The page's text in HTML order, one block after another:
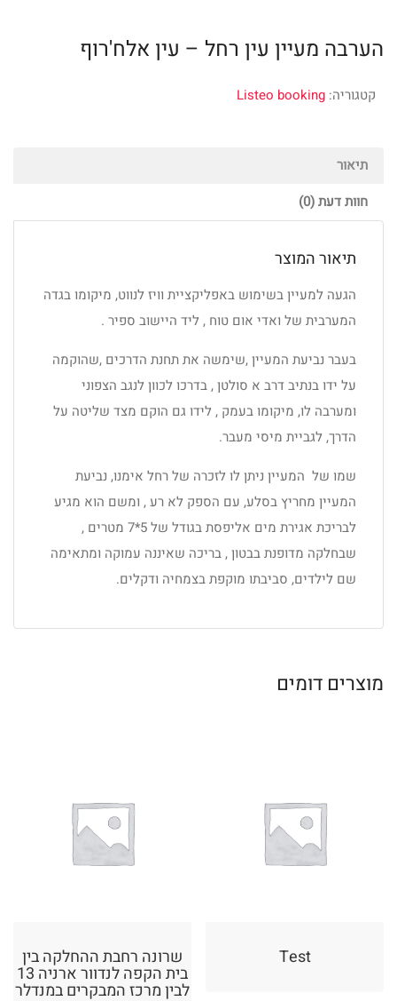
הערבה מעיין עין רחל – עין אלח'רוף
קטגוריה: Listeo booking
תיאור
חוות דעת (0)
תיאור המוצר
הגעה למעיין בשימוש באפליקציית וויז לנווט, מיקומו בגדה
המערבית של ואדי אום טוח , ליד היישוב ספיר .
בעבר נביעת המעיין ,שימשה את תחנת הדרכים ,שהוקמה
על ידו בנתיב דרב א סולטן , בדרכו לכוון לנגב הצפוני
ומערבה לו, מיקומו בעמק , לידו גם הוקם מצד שליטה על
הדרך, לגביית מיסי מעבר.
שמו של המעיין ניתן לו לזכרה של רחל אימנו, נביעת
המעיין מחריץ בסלע, עם הספק לא רע , ומשם הוא מגיע
לבריכת אגירת מים אליפסת בגודל של 5*7 מטרים ,
שבחלקה מדופנת בבטון , בריכה שאיננה עמוקה ומתאימה
שם לילדים, סביבתו מוקפת בצמחיה ודקלים.
מוצרים דומים
שרונה רחבת ההחלקה בין
בית הקפה לנדוור ארניה 13
לבין מרכז המבקרים במנדלר
Test